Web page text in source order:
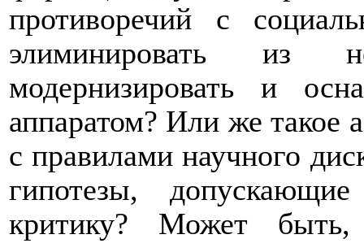
противоречий с
элиминировать из
модернизировать и
аппаратом? Или же такое
с правилами научного
гипотезы,
критику? Может